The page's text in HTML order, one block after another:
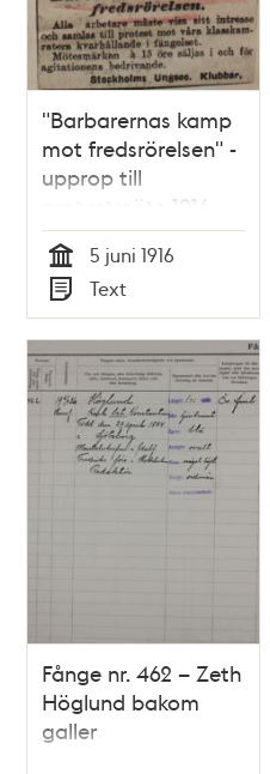
"Barbarernas kamp
mot fredsrörelsen" -
upprop till
protestmöte 1916
Tid
5 juni 1916
Typ
Text
Fånge nr. 462 – Zeth
Höglund bakom
galler